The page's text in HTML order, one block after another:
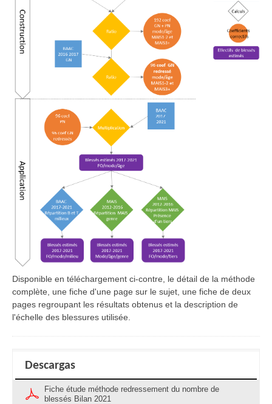
Disponible en téléchargement ci-contre, le détail de la méthode
complète, une fiche d'une page sur le sujet, une fiche de deux
pages regroupant les résultats obtenus et la description de
l'échelle des blessures utilisée.
Descargas
Fiche étude méthode redressement du nombre de
blessés Bilan 2021